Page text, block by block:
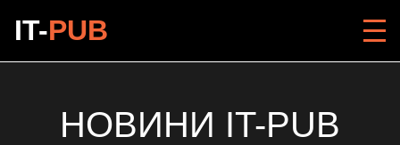
IT-PUB
НОВИНИ IT-PUB